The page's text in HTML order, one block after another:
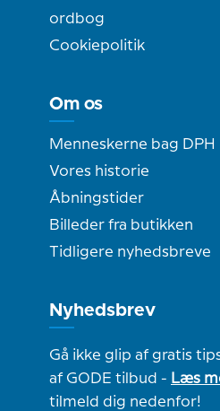
ordbog
Cookiepolitik
Om os
Menneskerne bag DPH
Vores historie
Åbningstider
Billeder fra butikken
Tidligere nyhedsbreve
Nyhedsbrev
Gå ikke glip af gratis
af GODE tilbud - Læs
tilmeld dig nedenfor!